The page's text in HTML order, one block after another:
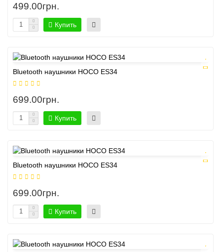
499.00грн.
Купить
Bluetooth наушники HOCO ES34
699.00грн.
Купить
Bluetooth наушники HOCO ES34
699.00грн.
Купить